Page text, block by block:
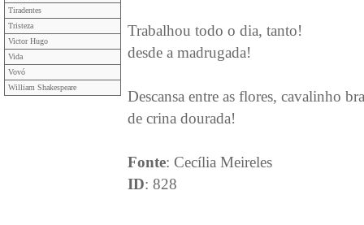
Tiradentes
Tristeza
Victor Hugo
Vida
Vovó
William Shakespeare
Trabalhou todo o dia, tanto!
desde a madrugada!
Descansa entre as flores, cavalinho
de crina dourada!
Fonte: Cecília Meireles
ID: 828